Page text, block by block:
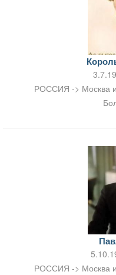
РОССИЯ -> Москва
РОССИЯ -> Москва